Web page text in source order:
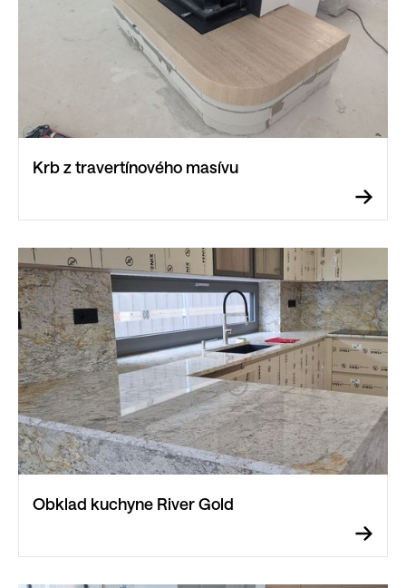
Krb z travertínového masívu
Obklad kuchyne River Gold